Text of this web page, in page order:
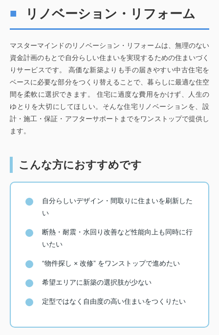
リノベーション・リフォーム
マスターマインドのリノベーション・リフォームは、無理のない
資金計画のもとで自分らしい住まいを実現するための住まいづく
りサービスです。 高価な新築よりも手の届きやすい中古住宅を
ベースに必要な部分をつくり替えることで、暮らしに最適な住空
間を柔軟に選択できます。 住宅に過度な費用をかけず、人生の
ゆとりを大切にしてほしい。そんな住宅リノベーションを、設
計・施工・保証・アフターサポートまでをワンストップで提供し
ます。
こんな方におすすめです
自分らしいデザイン・間取りに住まいを刷新した
い
断熱・耐震・水回り改善など性能向上も同時に行
いたい
“物件探し × 改修” をワンストップで進めたい
希望エリアに新築の選択肢が少ない
定型ではなく自由度の高い住まいをつくりたい